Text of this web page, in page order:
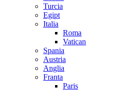
Turcia
Egipt
Italia
Roma
Vatican
Spania
Austria
Anglia
Franta
Paris